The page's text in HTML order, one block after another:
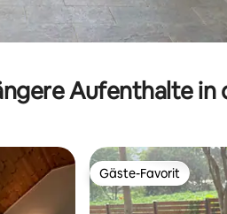
Aufenthalte in
Gäste-Favorit
Gäste-Favorit